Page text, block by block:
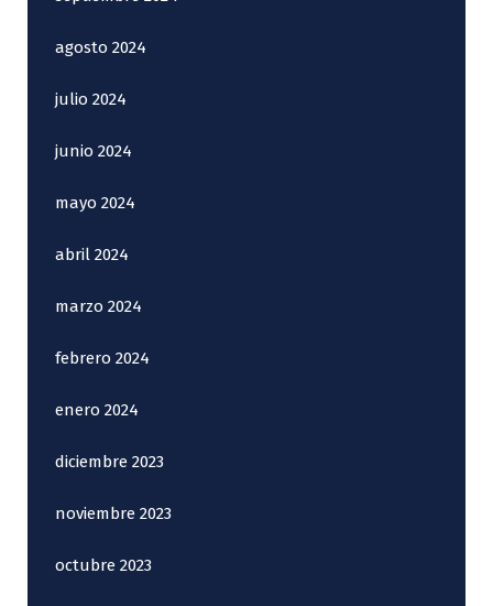
agosto 2024
julio 2024
junio 2024
mayo 2024
abril 2024
marzo 2024
febrero 2024
enero 2024
diciembre 2023
noviembre 2023
octubre 2023